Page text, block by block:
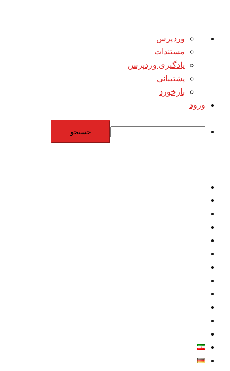
درباره
وردپرس
وردپرس
مستندات
یادگیری وردپرس
پشتیبانی
بازخورد
ورود
جستجو